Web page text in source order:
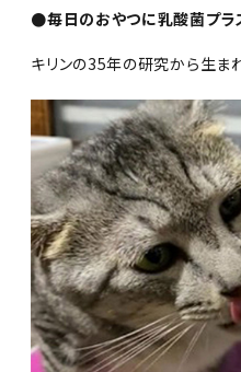
●毎日のおやつに乳酸菌プラ
キリンの35年の研究から生ま